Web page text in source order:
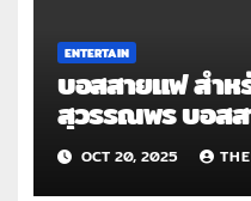
ENTERTAIN
บอสสายแฟ สำ
สุวรรณพร บอส
คิกออฟงานยีนส์
“ROBINSON
OCT 20, 2025